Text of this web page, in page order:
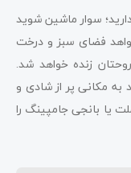
سوار ماشین شوید
فضای سبز و درخت
زنده خواهد شد.
مکانی پر از شادی و
یا بانجی جامپینگ را